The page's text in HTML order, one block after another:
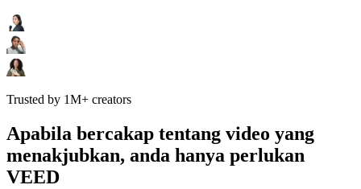
Trusted by 1M+ creators
Apabila bercakap tentang video yang
menakjubkan, anda hanya perlukan
VEED